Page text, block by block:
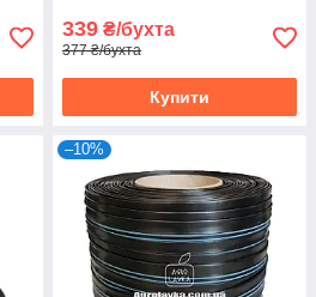
339 ₴/бухта
377 ₴/бухта
Купити
–10%